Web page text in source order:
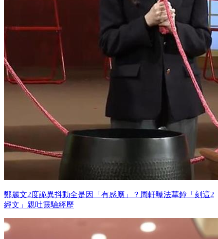
鄭麗文2度詭異抖動全是因「有感應」？周軒曝法華鐘「刻這2
經文」親吐靈驗經歷